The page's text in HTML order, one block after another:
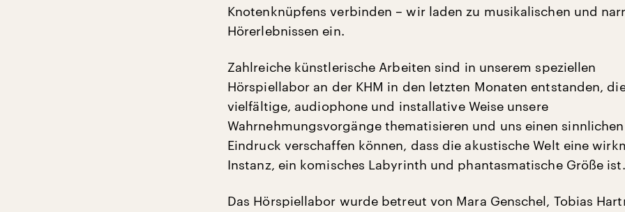
Knotenknüpfens verbinden – wir laden zu musikalischen und
Hörerlebnissen ein.
Zahlreiche künstlerische Arbeiten sind in unserem speziellen
Hörspiellabor an der KHM in den letzten Monaten entstanden,
vielfältige, audiophone und installative Weise unsere
Wahrnehmungsvorgänge thematisieren und uns einen sinnlichen
Eindruck verschaffen können, dass die akustische Welt eine
Instanz, ein komisches Labyrinth und phantasmatische Größe ist.
Das Hörspiellabor wurde betreut von Mara Genschel, Tobias